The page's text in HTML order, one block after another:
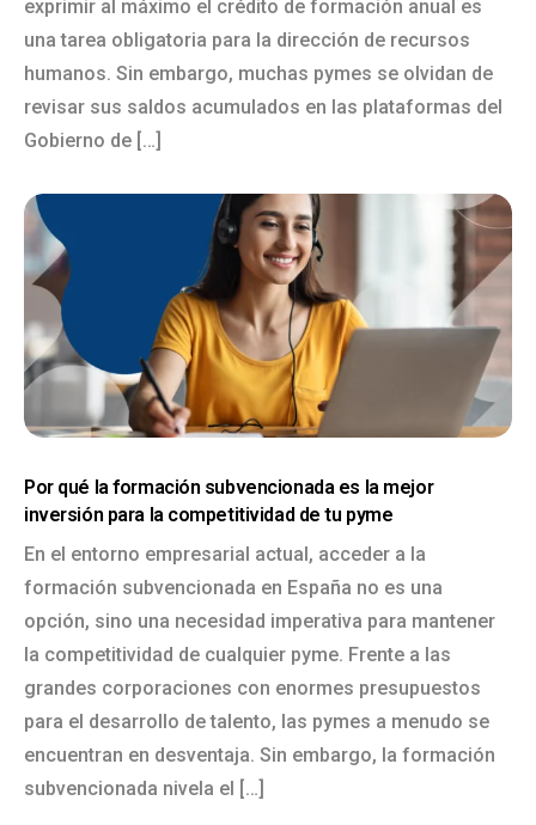
exprimir al máximo el crédito de formación anual es
una tarea obligatoria para la dirección de recursos
humanos. Sin embargo, muchas pymes se olvidan de
revisar sus saldos acumulados en las plataformas del
Gobierno de […]
Por qué la formación subvencionada es la mejor
inversión para la competitividad de tu pyme
En el entorno empresarial actual, acceder a la
formación subvencionada en España no es una
opción, sino una necesidad imperativa para mantener
la competitividad de cualquier pyme. Frente a las
grandes corporaciones con enormes presupuestos
para el desarrollo de talento, las pymes a menudo se
encuentran en desventaja. Sin embargo, la formación
subvencionada nivela el […]